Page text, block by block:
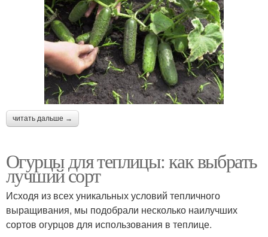
читать дальше →
Огурцы для теплицы: как выбрать
лучший сорт
Исходя из всех уникальных условий тепличного
выращивания, мы подобрали несколько наилучших
сортов огурцов для использования в теплице.